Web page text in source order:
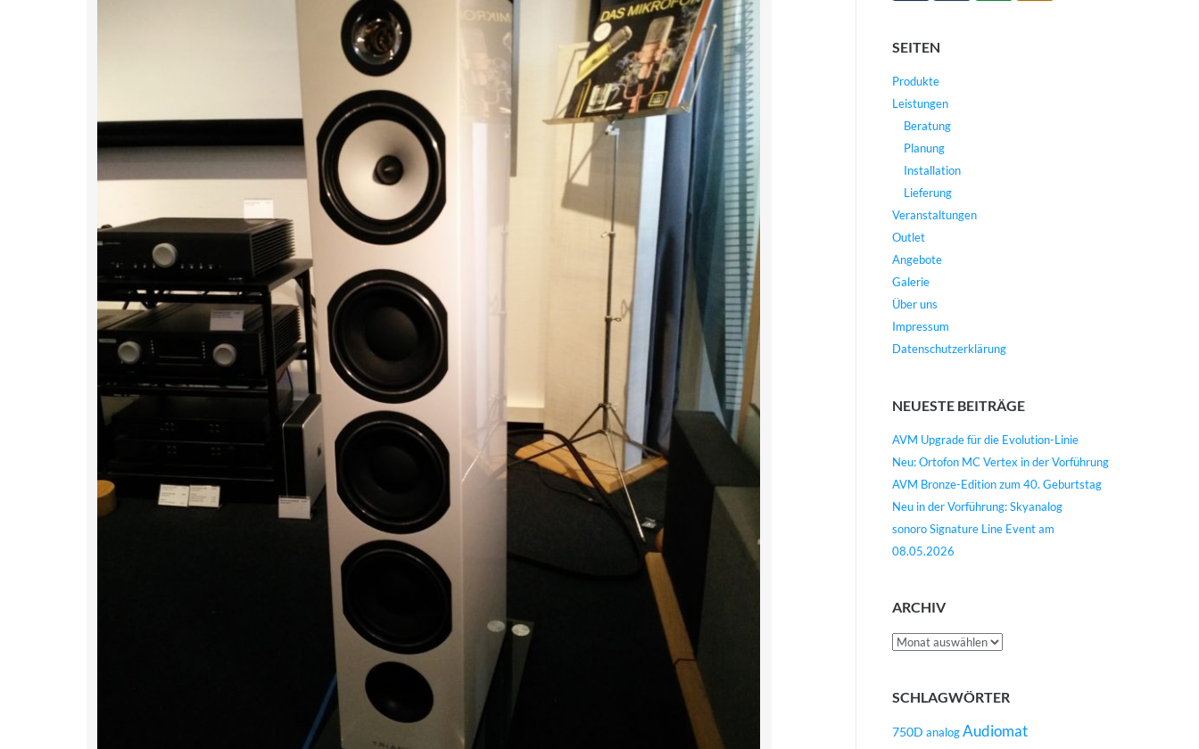
SEITEN
Produkte
Leistungen
Beratung
Planung
Installation
Lieferung
Veranstaltungen
Outlet
Angebote
Galerie
Über uns
Impressum
Datenschutzerklärung
NEUESTE BEITRÄGE
AVM Upgrade für die Evolution-Linie
Neu: Ortofon MC Vertex in der Vorführung
AVM Bronze-Edition zum 40. Geburtstag
Neu in der Vorführung: Skyanalog
sonoro Signature Line Event am
08.05.2026
ARCHIV
Archiv
SCHLAGWÖRTER
750D analog Audiomat